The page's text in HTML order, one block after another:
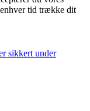
tid trække dit
sikkert under